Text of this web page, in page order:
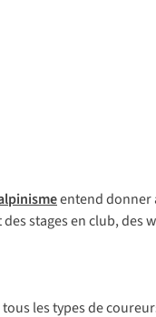
entend donner
stages en club, des
tous lestypesdeco